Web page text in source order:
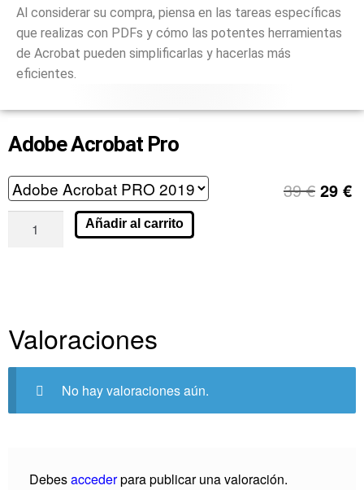
Al considerar su compra, piensa en las tareas específicas
que realizas con PDFs y cómo las potentes herramientas
de Acrobat pueden simplificarlas y hacerlas más
eficientes.
Adobe Acrobat Pro
39€ 29 €
Añadir al carrito
Valoraciones
No hay valoraciones aún.
Debesaccederpara publicar una valoración.